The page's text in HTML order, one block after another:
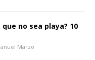
no sea playa? 10
Marzo